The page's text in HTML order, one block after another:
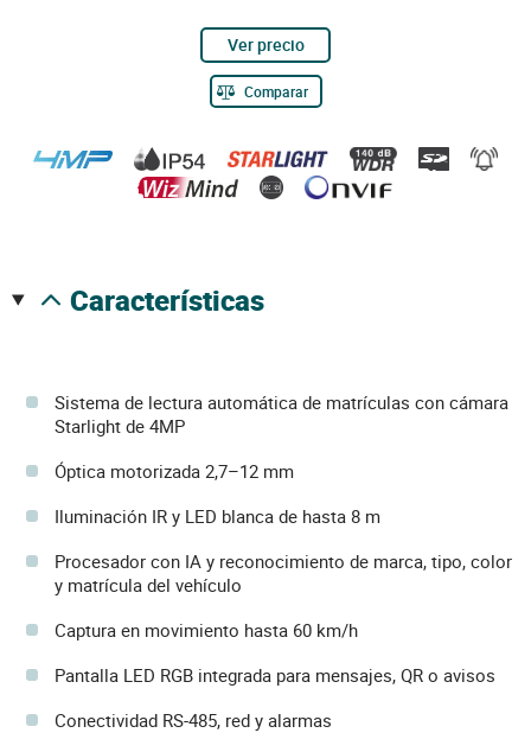
Ver precio
Comparar
características
Sistema de lectura automática de matrículas con cámara
Starlight de 4MP
Óptica motorizada 2,7–12 mm
Iluminación IR y LED blanca de hasta 8 m
Procesador con IA y reconocimiento de marca, tipo, color
y matrícula del vehículo
Captura en movimiento hasta 60 km/h
Pantalla LED RGB integrada para mensajes, QR o avisos
Conectividad RS-485, red y alarmas